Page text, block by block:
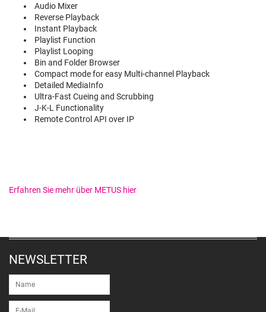
Audio Mixer
Reverse Playback
Instant Playback
Playlist Function
Playlist Looping
Bin and Folder Browser
Compact mode for easy Multi-channel Playback
Detailed MediaInfo
Ultra-Fast Cueing and Scrubbing
J-K-L Functionality
Remote Control API over IP
Erfahren Sie mehr über METUS hier
NEWSLETTER